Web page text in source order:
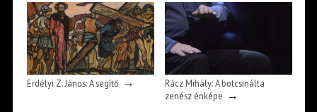
Erdélyi Z. János: A segítő →
Rácz Mihály: A botcsinálta
zenész énképe →